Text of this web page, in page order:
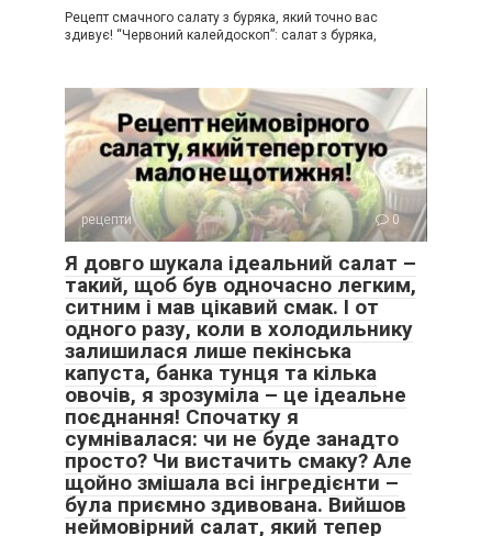
Рецепт смачного салату з буряка, який точно вас
здивує! “Червоний калейдоскоп”: салат з буряка,
рецепти 0
Я довго шукала ідеальний салат –
такий, щоб був одночасно легким,
ситним і мав цікавий смак. І от
одного разу, коли в холодильнику
залишилася лише пекінська
капуста, банка тунця та кілька
овочів, я зрозуміла – це ідеальне
поєднання! Спочатку я
сумнівалася: чи не буде занадто
просто? Чи вистачить смаку? Але
щойно змішала всі інгредієнти –
була приємно здивована. Вийшов
неймовірний салат, який тепер